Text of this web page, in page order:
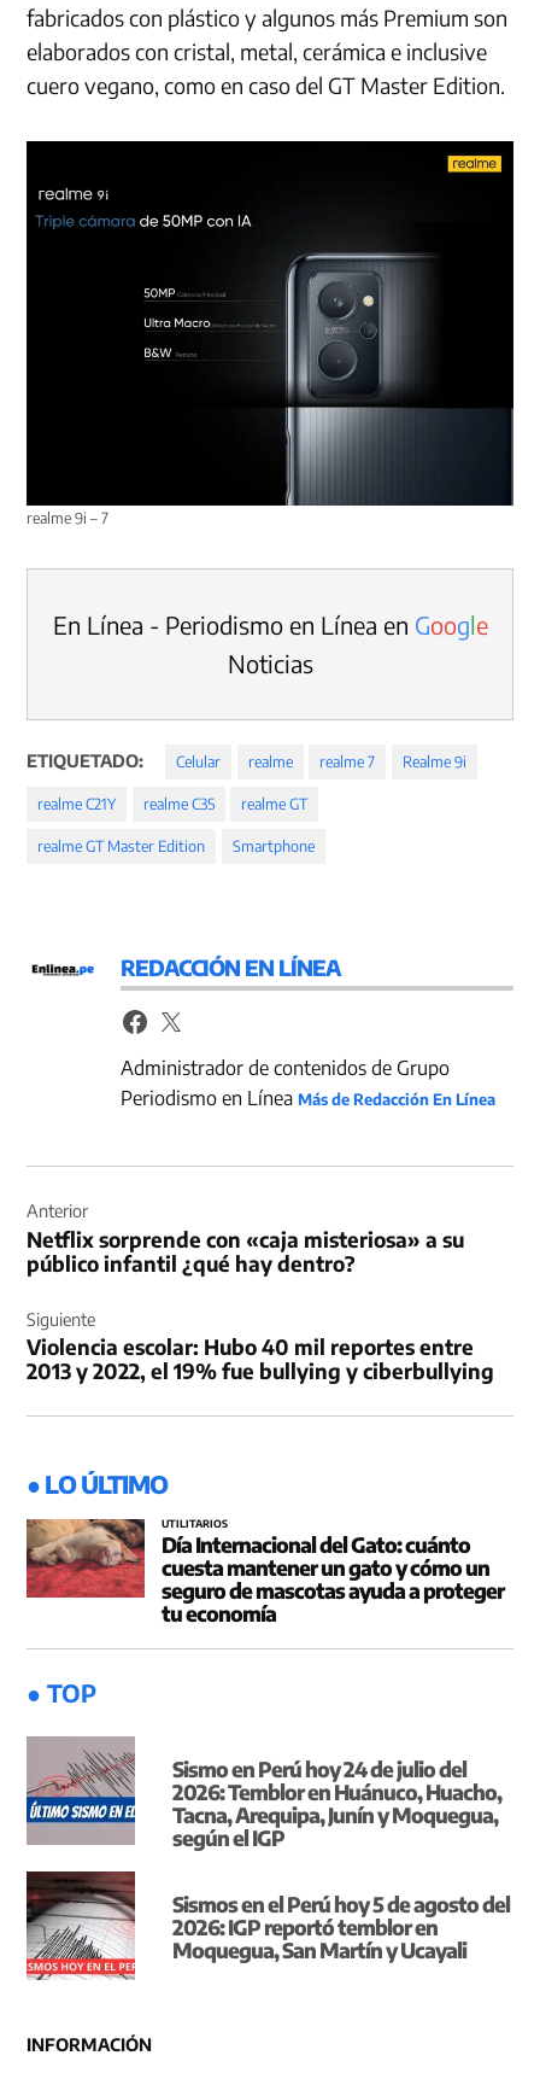
fabricados con plástico y algunos más Premium son
elaborados con cristal, metal, cerámica e inclusive
cuero vegano, como en caso del GT Master Edition.
realme 9i – 7
En Línea - Periodismo en Línea en Google
Noticias
ETIQUETADO: Celular realme realme 7 Realme 9i
realme C21Y realme C35 realme GT
realme GT Master Edition Smartphone
REDACCIÓN EN LÍNEA
Administrador de contenidos de Grupo
Periodismo en LíneaMás de Redacción En Línea
de
entradas
Anterior
Netflix sorprende con «caja misteriosa» a su
público infantil ¿qué hay dentro?
Siguiente
Violencia escolar: Hubo 40 mil reportes entre
2013 y 2022, el 19% fue bullying y ciberbullying
● LO ÚLTIMO
UTILITARIOS
Día Internacional del Gato: cuánto
cuesta mantener un gato y cómo un
seguro de mascotas ayuda a proteger
tu economía
● TOP
Sismo en Perú hoy 24 de julio del
2026: Temblor en Huánuco, Huacho,
Tacna, Arequipa, Junín y Moquegua,
según el IGP
Sismos en el Perú hoy 5 de agosto del
2026: IGP reportó temblor en
Moquegua, San Martín y Ucayali
INFORMACIÓN